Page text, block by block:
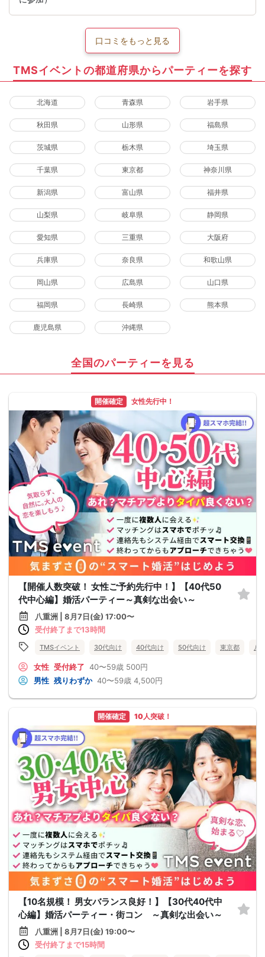
口コミをもっと見る
TMSイベントの都道府県からパーティーを探す
北海道 青森県 岩手県
秋田県 山形県 福島県
茨城県 栃木県 埼玉県
千葉県 東京都 神奈川県
新潟県 富山県 福井県
山梨県 岐阜県 静岡県
愛知県 三重県 大阪府
兵庫県 奈良県 和歌山県
岡山県 広島県 山口県
福岡県 長崎県 熊本県
鹿児島県 沖縄県
全国のパーティーを見る
開催確定 女性先行中！
【開催人数突破！ 女性ご予約先行中！】【40代50
代中心編】婚活パーティー～真剣な出会い～
八重洲 | 8月7日(金) 17:00〜
受付終了まで13時間
TMSイベント 30代向け 40代向け 50代向け 東京都 八
女性 受付終了 40〜59歳 500円
男性 残りわずか 40〜59歳 4,500円
開催確定 10人突破！
【10名規模！ 男女バランス良好！】【30代40代中
心編】婚活パーティー・街コン ～真剣な出会い～
八重洲 | 8月7日(金) 19:00〜
受付終了まで15時間